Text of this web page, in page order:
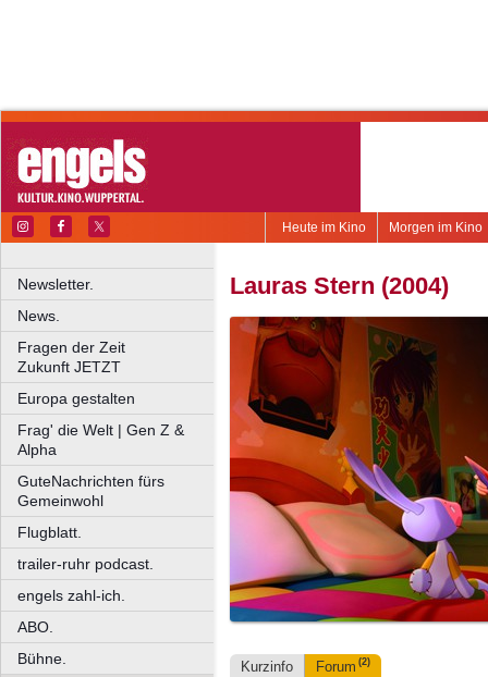
Morgen im Kino
Heute im Kino
Newsletter.
News.
Fragen der Zeit
Zukunft JETZT
Europa gestalten
Frag' die Welt | Gen Z &
Alpha
GuteNachrichten fürs
Gemeinwohl
Flugblatt.
trailer-ruhr podcast.
engels zahl-ich.
ABO.
Bühne.
Lauras Stern (2004)
Kurzinfo Forum (2)